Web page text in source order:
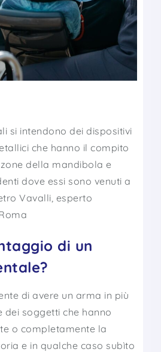
si intendono dei dispositivi
che hanno il compito
della mandibola e
dove essi sono venuti a
Vavalli, esperto
di un
di avere un arma in più
dei soggetti che hanno
o completamente la
e in qualche caso subìto